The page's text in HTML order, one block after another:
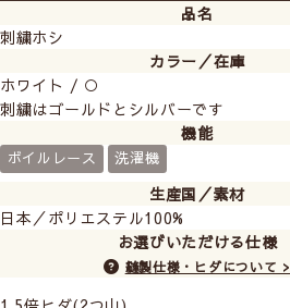
品名
刺繍ホシ
カラー／在庫
ホワイト / ○
刺繍はゴールドとシルバーです
機能
ボイルレース 洗濯機
生産国／素材
日本／ポリエステル100%
お選びいただける仕様
縫製仕様・ヒダについて >